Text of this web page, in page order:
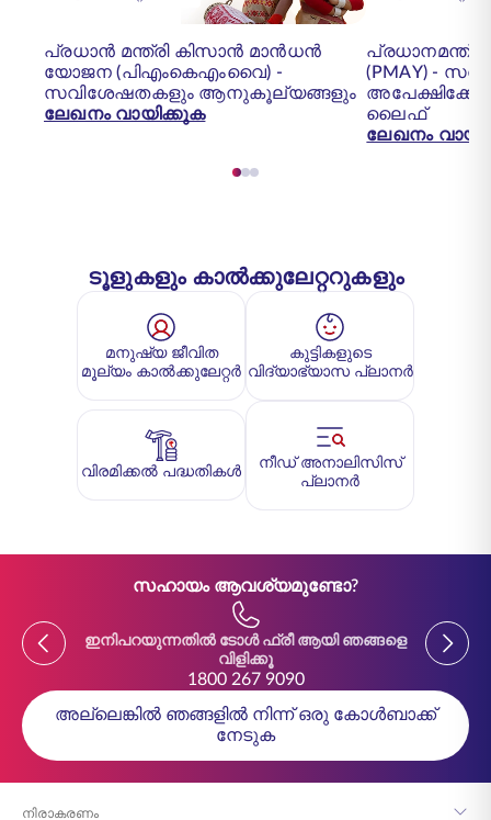
പ്രധാൻ മന്ത്രി കിസാൻ മാൻധൻ
യോജന (പിഎംകെഎംവൈ) -
സവിശേഷതകളും ആനുകൂല്യങ്ങളും
ലേഖനം വായിക്കുക
(PMAY) -
ലൈഫ്
ലേഖനം
ടൂളുകളും കാൽക്കുലേറ്ററുകളും
മനുഷ്യ ജീവിത
മൂല്യം കാൽക്കുലേറ്റർ
കുട്ടികളുടെ
വിദ്യാഭ്യാസ പ്ലാനർ
വിരമിക്കൽ പദ്ധതികൾ
നീഡ് അനാലിസിസ്
പ്ലാനർ
സഹായം ആവശ്യമുണ്ടോ?
Previousഇനിപറയുന്നതിൽ ടോൾ ഫ്രീ ആയി ഞങ്ങളെ
വിളിക്കൂ
1800 267 9090
Previous
അല്ലെങ്കിൽ ഞങ്ങളിൽ നിന്ന് ഒരു കോൾബാക്ക്
നേടുക
നിരാകരണം